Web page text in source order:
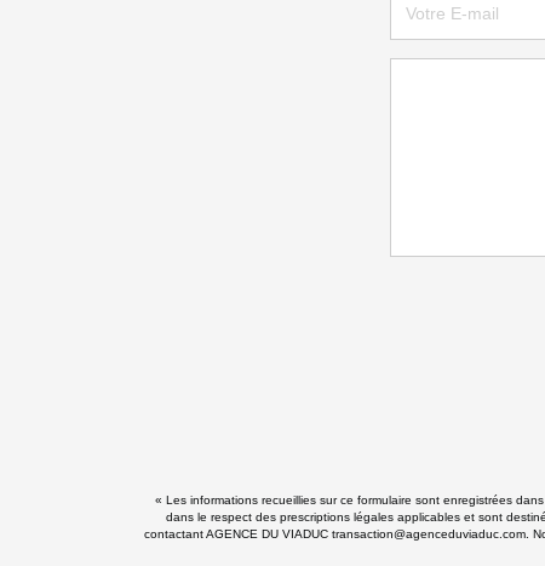
« Les informations recueillies sur ce formulaire sont enregistrées
dans le respect des prescriptions légales applicables et sont
contactant AGENCE DU VIADUC transaction@agenceduviaduc.com.